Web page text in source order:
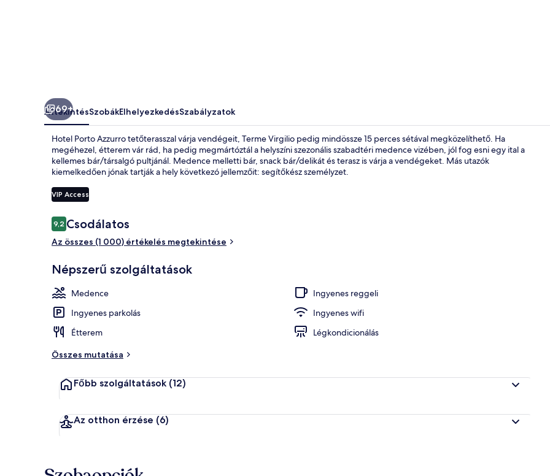
A szálláshely homlokzata – este/éjszaka
Szezonális
69+
ÁttekintésSzobákElhelyezkedésSzabályzatok
Hotel Porto Azzurro tetőterasszal várja vendégeit, Terme Virgilio pedig mindössze 15 perces sétával megközelíthető. Ha
megéhezel, étterem vár rád, ha pedig megmártóztál a helyszíni szezonális szabadtéri medence vizében, jól fog esni egy ital a
kellemes bár/társalgó pultjánál. Medence melletti bár, snack bár/delikát és terasz is várja a vendégeket. Más utazók
kiemelkedően jónak tartják a hely következó jellemzőit: segítőkész személyzet.
VIP Access
Értékelések
9,29,2 ennyiből: 10
Csodálatos
Az összes (1 000) értékelés megtekintése
Népszerű szolgáltatások
Medence
Ingyenes reggeli
Ingyenes parkolás
Ingyenes wifi
Étterem
Légkondicionálás
Összes mutatása
Főbb szolgáltatások (12)
Az otthon érzése (6)